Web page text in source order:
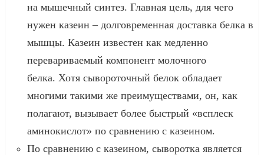
на мышечный синтез. Главная цель, для чего
нужен казеин – долговременная доставка белка в
мышцы. Казеин известен как медленно
перевариваемый компонент молочного
белка. Хотя сывороточный белок обладает
многими такими же преимуществами, он, как
полагают, вызывает более быстрый «всплеск
аминокислот» по сравнению с казеином.
По сравнению с казеином, сыворотка является